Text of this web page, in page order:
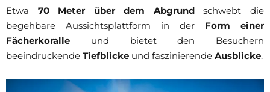
Etwa 70 Meter über dem Abgrundschwebt die
begehbare Aussichtsplattform in der Form einer
Fächerkoralle und bietet den Besuchern
beeindruckende Tiefblicke und faszinierende Ausblicke.